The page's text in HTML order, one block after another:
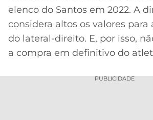
INDICAÇÃO
BET365
BETANO
SÃO
PAULO
SANTOS
COPA
DO
PREMIER
BOLA
PALPITES
elenco do Santos em 2022. A
considera altos os valores
do lateral-direito. E, por isso,
a compra em definitivo do
PUBLICIDADE